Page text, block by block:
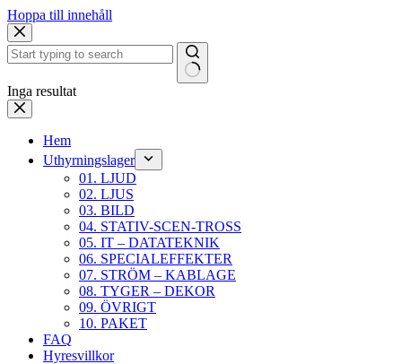
Hoppa till innehåll
Inga resultat
Hem
Uthyrningslager
01. LJUD
02. LJUS
03. BILD
04. STATIV-SCEN-TROSS
05. IT – DATATEKNIK
06. SPECIALEFFEKTER
07. STRÖM – KABLAGE
08. TYGER – DEKOR
09. ÖVRIGT
10. PAKET
FAQ
Hyresvillkor